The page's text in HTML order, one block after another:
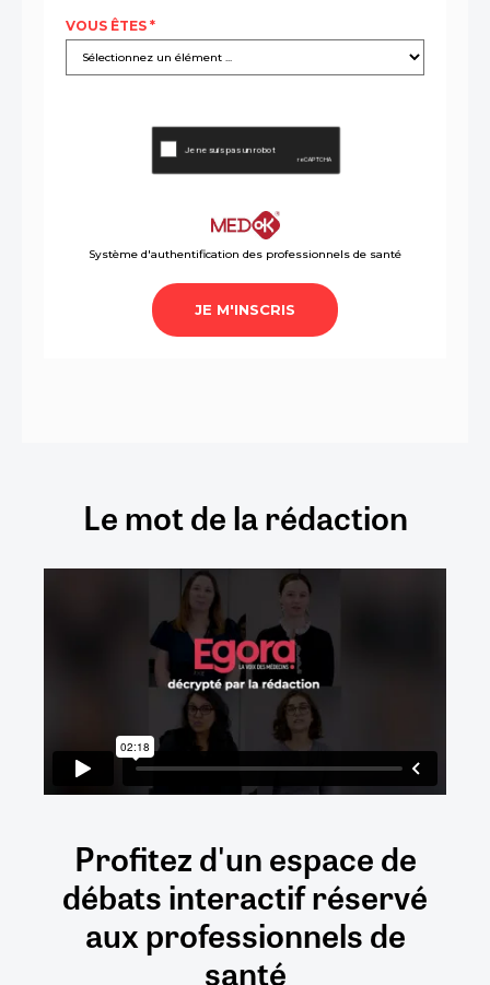
Le mot de la rédaction
Profitez d'un espace de
débatsinteractifréservé
auxprofessionnels de
santé